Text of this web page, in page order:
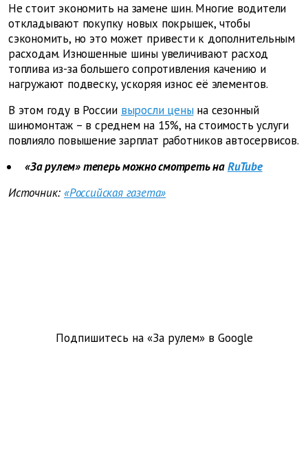
Не стоит экономить на замене шин. Многие водители
откладывают покупку новых покрышек, чтобы
сэкономить, но это может привести к дополнительным
расходам. Изношенные шины увеличивают расход
топлива из-за большего сопротивления качению и
нагружают подвеску, ускоряя износ её элементов.
В этом году в России выросли ценына сезонный
шиномонтаж – в среднем на 15%, на стоимость услуги
повлияло повышение зарплат работников автосервисов.
«За рулем» теперь можно смотреть наRuTube
Источник: «Российская газета»
Подпишитесь на «За рулем» в Google